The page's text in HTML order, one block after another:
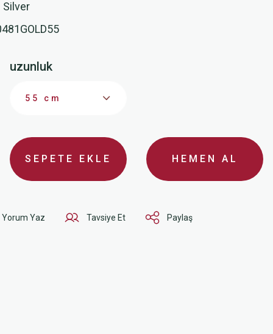
Silver
uzunluk
SEPETE EKLE HEMEN AL
Yorum Yaz Tavsiye Et Paylaş